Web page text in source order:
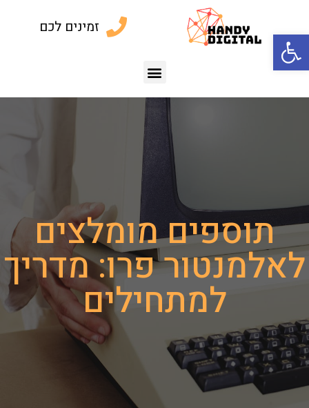
פתח סרגל נגישות זמינים לכם
תוספים מומלצים
לאלמנטור פרו: מדריך
למתחילים